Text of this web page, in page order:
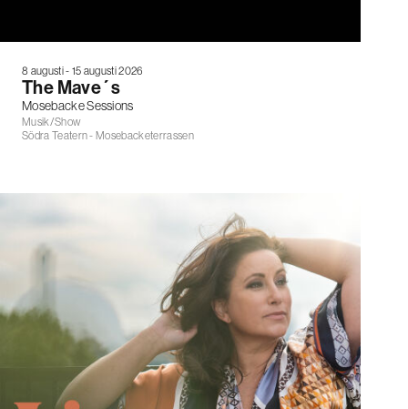
8 augusti - 15 augusti 2026
The Mave´s
Mosebacke Sessions
Musik/Show
Södra Teatern - Mosebacketerrassen